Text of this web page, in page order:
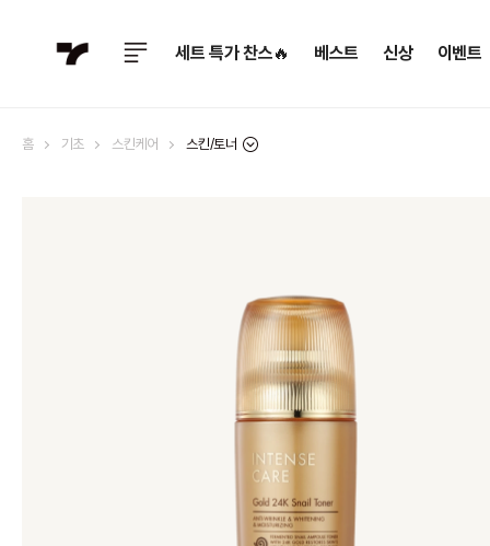
세트 특가 찬스🔥 베스트 신상 이벤트
홈 기초 스킨케어 스킨/토너